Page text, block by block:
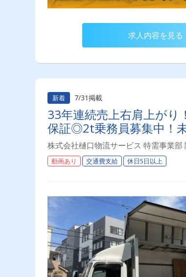
求人内容を見る
新着 7/31掲載
33年連続売上右肩上がり
保証◎2t乗務員募集中！
株式会社樋口物流サービス 特需事業部
動画あり 交通費支給 休日5日以上